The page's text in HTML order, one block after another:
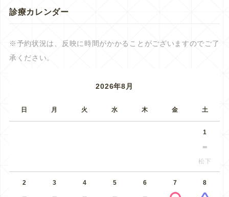
診療カレンダー
※予約状況は、反映に時間がかかることがございますのでご了
承ください。
2026年8月
日 月 火 水 木 金 土
1
松下
2 3 4 5 6 7 8